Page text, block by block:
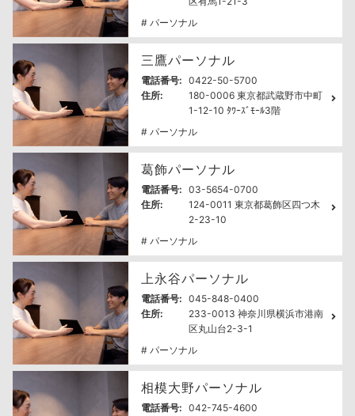
# パーソナル
三鷹パーソナル
電話番号: 0422-50-5700
住所:
180-0006 東京都武蔵野市中町
1-12-10 ﾀﾜｰｽﾞﾓｰﾙ3階
# パーソナル
葛飾パーソナル
電話番号: 03-5654-0700
住所:
124-0011 東京都葛飾区四つ木
2-23-10
# パーソナル
上永谷パーソナル
電話番号: 045-848-0400
住所:
233-0013 神奈川県横浜市港南
区丸山台2-3-1
# パーソナル
相模大野パーソナル
電話番号: 042-745-4600